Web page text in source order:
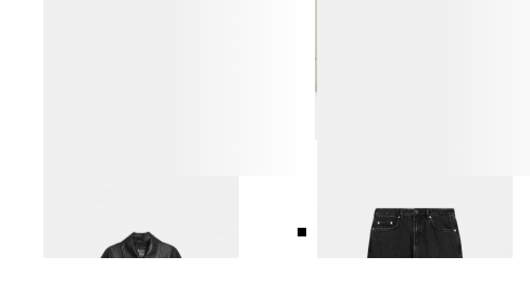
59 990 ₽
8 990 ₽12 990 ₽